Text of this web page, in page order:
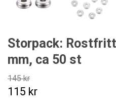
Storpack:
mm, ca 50 st
145 kr
115 kr